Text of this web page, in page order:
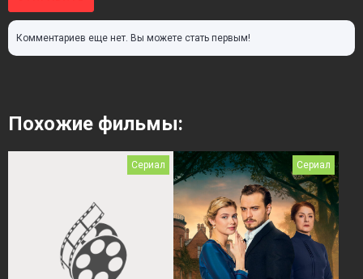
Комментариев еще нет. Вы можете стать первым!
Похожие фильмы:
Сериал Сериал